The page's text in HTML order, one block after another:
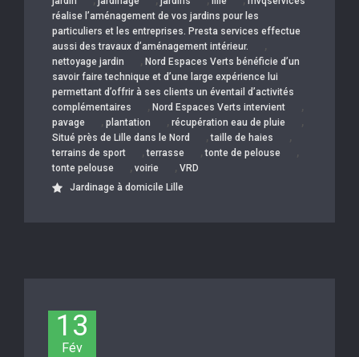
réalise l’aménagement de vos jardins pour les
particuliers et les entreprises. Presta services effectue
aussi des travaux d’aménagement intérieur.
,
nettoyage jardin , Nord Espaces Verts bénéficie d’un
savoir faire technique et d’une large expérience lui
permettant d’offrir à ses clients un éventail d’activités
complémentaires
, Nord Espaces Verts intervient ,
pavage , plantation , récupération eau de pluie ,
Situé près de Lille dans le Nord ,taille de haies ,
terrains de sport ,terrasse ,tonte de pelouse ,
tonte pelouse , voirie , VRD
Jardinage à domicile Lille
13
Fév